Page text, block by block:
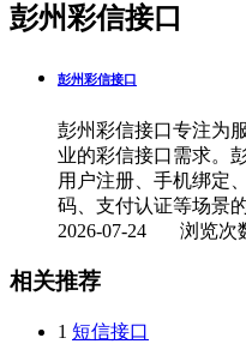
彭州彩信接口
彭州彩信接口
彭州彩信接口专注为
业的彩信接口需求。
用户注册、手机绑定
码、支付认证等场景
2026-07-24 浏览次
相关推荐
1 短信接口